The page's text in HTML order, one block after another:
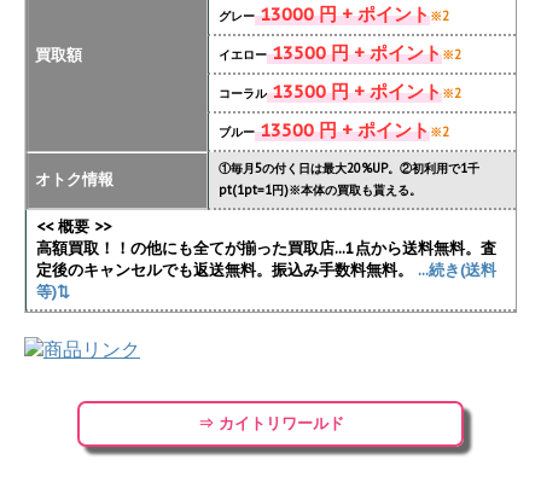
買取額
グレー13000 円 + ポイント※2
イエロー13500 円 + ポイント※2
コーラル13500 円 + ポイント※2
ブルー13500 円 + ポイント※2
オトク情報
①毎月5の付く日は最大20%UP。②初利用で1千
pt(1pt=1円)※本体の買取も貰える。
<< 概要 >>
高額買取！！の他にも全てが揃った買取店...1点から送料無料。査
定後のキャンセルでも返送無料。振込み手数料無料。
...続き(送料
等)⇅
⇒ カイトリワールド